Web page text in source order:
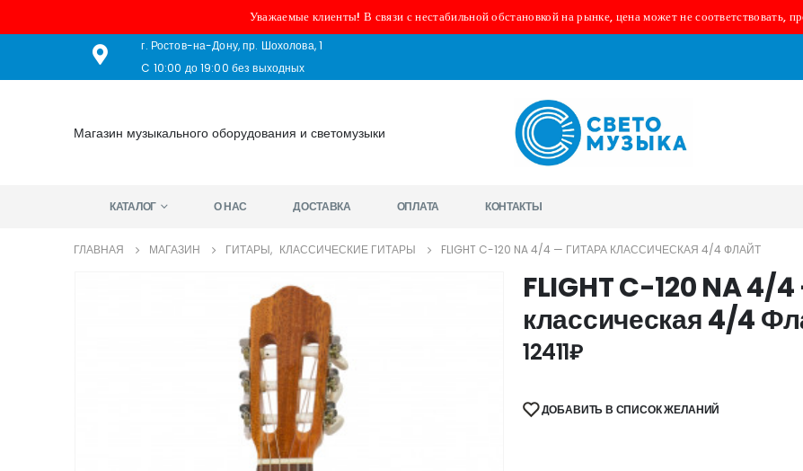
Уважаемые клиенты! В связи с нестабильной обстановкой на рынке, цена может не соответствовать,
г. Ростов-на-Дону, пр. Шохолова, 1
C 10:00 до 19:00 без выходных
Магазин музыкального оборудования и светомузыки
КАТАЛОГ О НАС ДОСТАВКА ОПЛАТА КОНТАКТЫ
ГЛАВНАЯ МАГАЗИН ГИТАРЫ, КЛАССИЧЕСКИЕ ГИТАРЫ FLIGHT C-120 NA 4/4 — ГИТАРА КЛАССИЧЕСКАЯ 4/4 ФЛАЙТ
FLIGHT C-120 NA 4/
классическая 4/4
12411₽
ДОБАВИТЬ В СПИСОК ЖЕЛАНИЙ